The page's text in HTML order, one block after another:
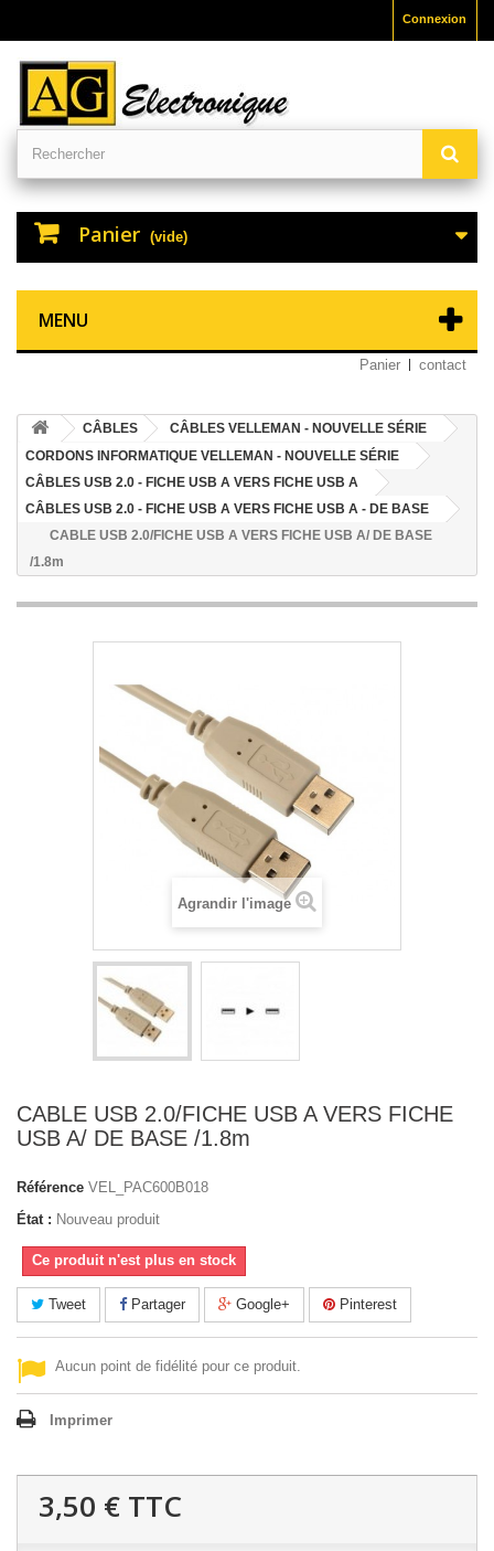
Connexion
Panier (vide)
MENU
Panier contact
CÂBLES
CÂBLES VELLEMAN - NOUVELLE SÉRIE
CORDONS INFORMATIQUE VELLEMAN - NOUVELLE SÉRIE
CÂBLES USB 2.0 - FICHE USB A VERS FICHE USB A
CÂBLES USB 2.0 - FICHE USB A VERS FICHE USB A - DE BASE
CABLE USB 2.0/FICHE USB A VERS FICHE USB A/ DE BASE
/1.8m
Agrandir l'image
CABLE USB 2.0/FICHE USB A VERS FICHE
USB A/ DE BASE /1.8m
Référence VEL_PAC600B018
État : Nouveau produit
Ce produit n'est plus en stock
Tweet Partager Google+ Pinterest
Aucun point de fidélité pour ce produit.
Imprimer
3,50 € TTC